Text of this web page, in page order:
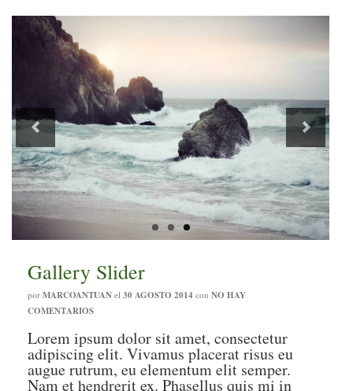
Previous Next
Gallery Slider
por MARCOANTUAN el 30 AGOSTO 2014 con NO HAY
COMENTARIOS
Lorem ipsum dolor sit amet, consectetur
adipiscing elit. Vivamus placerat risus eu
augue rutrum, eu elementum elit semper.
Nam et hendrerit ex. Phasellus quis mi in